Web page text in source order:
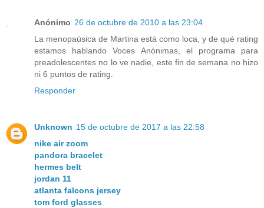
Anónimo 26 de octubre de 2010 a las 23:04
La menopaúsica de Martina está como loca, y de qué rating
estamos hablando Voces Anónimas, el programa para
preadolescentes no lo ve nadie, este fin de semana no hizo
ni 6 puntos de rating.
Responder
Unknown 15 de octubre de 2017 a las 22:58
nike air zoom
pandora bracelet
hermes belt
jordan 11
atlanta falcons jersey
tom ford glasses